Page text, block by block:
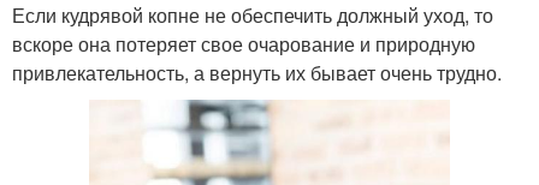
Если кудрявой копне не обеспечить должный уход, то
вскоре она потеряет свое очарование и природную
привлекательность, а вернуть их бывает очень трудно.